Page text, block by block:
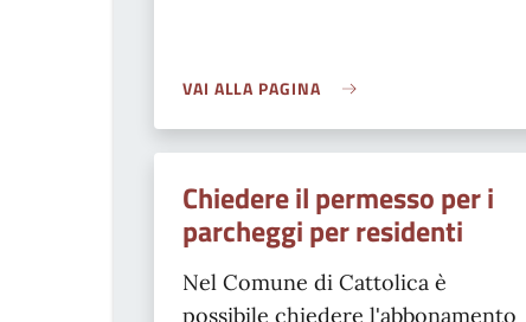
VAI ALLA PAGINA
Chiedere il permesso per i
parcheggi per residenti
Nel Comune di Cattolica è
possibile chiedere l'abbonamento